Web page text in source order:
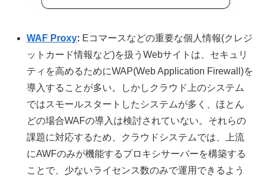
WAF Proxy: Eコマースなどの重要な個人情報(クレジ
ットカード情報など)を扱うWebサイトは、セキュリ
ティを高めるためにWAP(Web Application Firewall)を
導入することが多い。しかしクラウド上のシステム
ではスモールスタートしたシステムが多く、ほとん
どの場合WAFの導入は検討されていない。それらの
課題に対応するため、クラウドシステムでは、上流
にAWFのみが機能するプロキシサーバーを構築する
ことで、少ないライセンス数のみで運用できるよう